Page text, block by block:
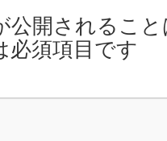
公開されるこ
必須項目です